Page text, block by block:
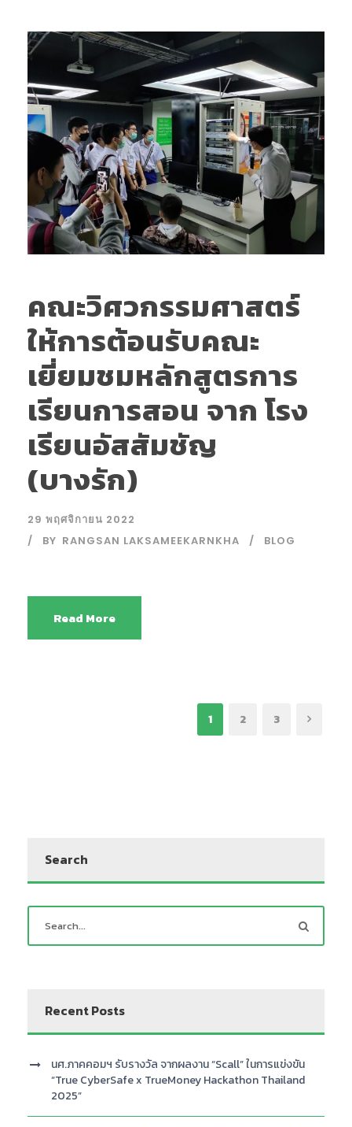
คณะวิศวกรรมศาสตร์
ให้การต้อนรับคณะ
เยี่ยมชมหลักสูตรการ
เรียนการสอน จาก โรง
เรียนอัสสัมชัญ
(บางรัก)
29 พฤศจิกายน 2022
BY RANGSAN LAKSAMEEKARNKHA BLOG
Read More
1 2 3
Search
Recent Posts
นศ.ภาคคอมฯ รับรางวัล จากผลงาน “Scall” ในการแข่งขัน
“True CyberSafe x TrueMoney Hackathon Thailand
2025”